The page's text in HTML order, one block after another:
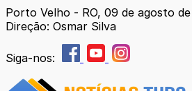
Porto Velho - RO, 09 de agosto
Direção: Osmar Silva
Siga-nos: